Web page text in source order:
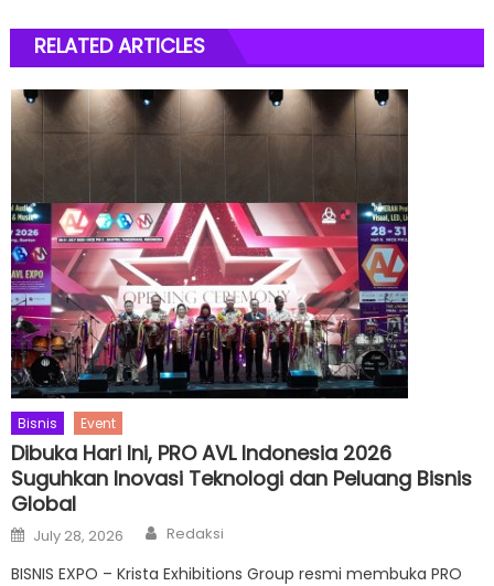
RELATED ARTICLES
Bisnis Event
Dibuka Hari Ini, PRO AVL Indonesia 2026
Suguhkan Inovasi Teknologi dan Peluang Bisnis
Global
Posted
on
July 28, 2026 Author
Redaksi
BISNIS EXPO – Krista Exhibitions Group resmi membuka PRO